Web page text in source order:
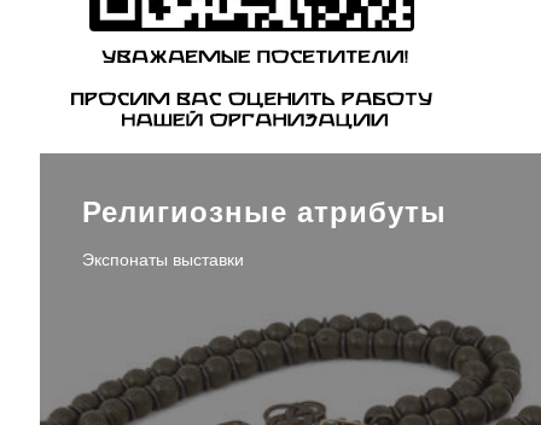
Религиозные атрибуты
Экспонаты выставки